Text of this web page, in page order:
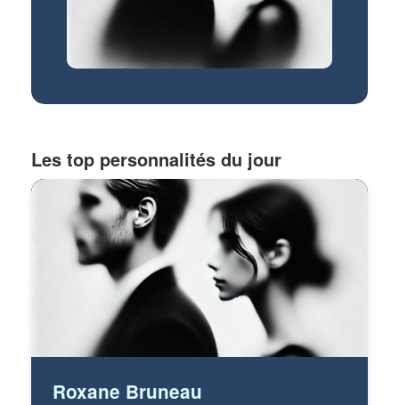
Les top personnalités du jour
Roxane Bruneau